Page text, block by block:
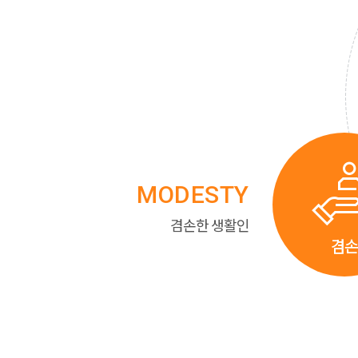
겸손
MODESTY
겸손한 생활인